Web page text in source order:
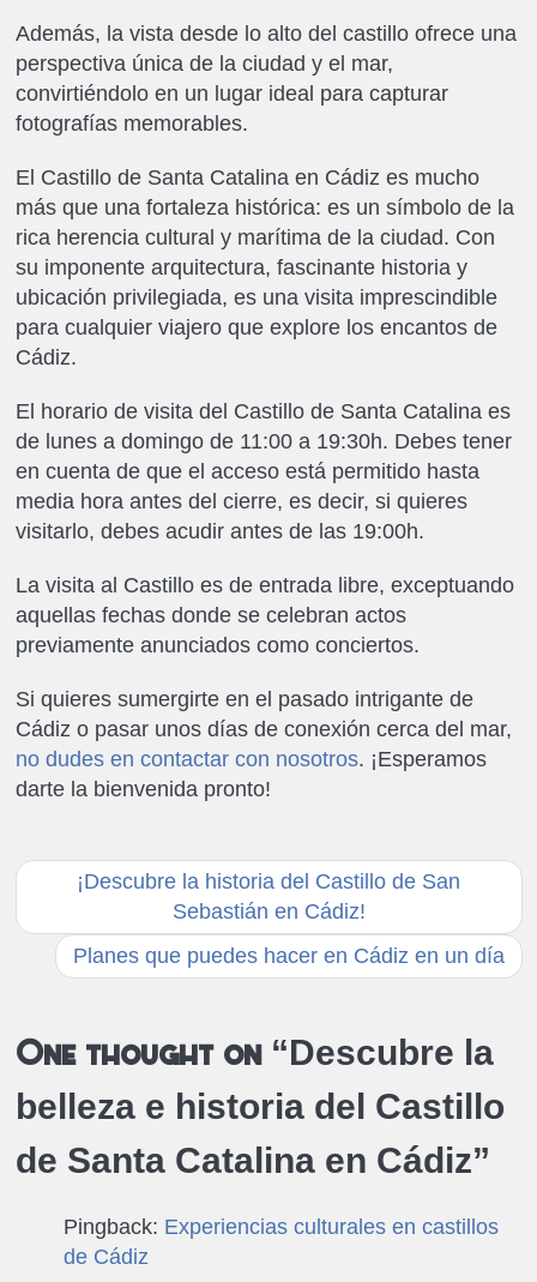
Además, la vista desde lo alto del castillo ofrece una
perspectiva única de la ciudad y el mar,
convirtiéndolo en un lugar ideal para capturar
fotografías memorables.
El Castillo de Santa Catalina en Cádiz es mucho
más que una fortaleza histórica: es un símbolo de la
rica herencia cultural y marítima de la ciudad. Con
su imponente arquitectura, fascinante historia y
ubicación privilegiada, es una visita imprescindible
para cualquier viajero que explore los encantos de
Cádiz.
El horario de visita del Castillo de Santa Catalina es
de lunes a domingo de 11:00 a 19:30h. Debes tener
en cuenta de que el acceso está permitido hasta
media hora antes del cierre, es decir, si quieres
visitarlo, debes acudir antes de las 19:00h.
La visita al Castillo es de entrada libre, exceptuando
aquellas fechas donde se celebran actos
previamente anunciados como conciertos.
Si quieres sumergirte en el pasado intrigante de
Cádiz o pasar unos días de conexión cerca del mar,
no dudes en contactar con nosotros. ¡Esperamos
darte la bienvenida pronto!
¡Descubre la historia del Castillo de San
Sebastián en Cádiz!
Planes que puedes hacer en Cádiz en un día
One thought on “Descubre la
belleza e historia del Castillo
de Santa Catalina en Cádiz”
Pingback: Experiencias culturales en castillos
de Cádiz